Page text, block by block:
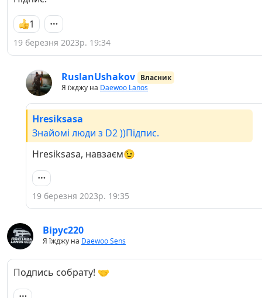
1
19 березня 2023р. 19:34
RuslanUshakov Власник
Я їжджу на Daewoo Lanos
Hresiksasa
Знайомі люди з D2 ))Підпис.
Hresiksasa, навзаєм😉
19 березня 2023р. 19:35
Bipyc220
Я їжджу на Daewoo Sens
Подпись собрату! 🤝